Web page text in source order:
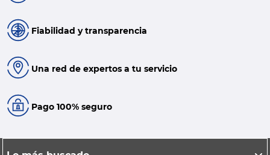
Fiabilidad y transparencia
Una red de expertos a tu servicio
Pago 100% seguro